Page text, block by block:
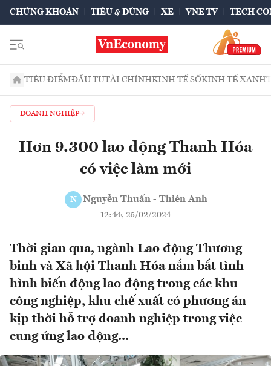
CHỨNG KHOÁN TIÊU & DÙNG XE VNE TV TECH
TIÊU ĐIỂMĐẦU TƯTÀI CHÍNHKINH TẾ SỐKINH TẾ XANH
DOANH NGHIỆP
Hơn 9.300 lao động Thanh Hóa
có việc làm mới
N Nguyễn Thuấn - Thiên Anh
12:44, 25/02/2024
Thời gian qua, ngành Lao động Thương
binh và Xã hội Thanh Hóa nắm bắt tình
hình biến động lao động trong các khu
công nghiệp, khu chế xuất có phương án
kịp thời hỗ trợ doanh nghiệp trong việc
cung ứng lao động...